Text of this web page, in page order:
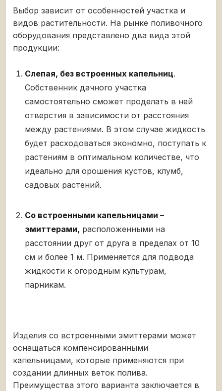
Выбор зависит от особенностей участка и
видов растительности. На рынке поливочного
оборудования представлено два вида этой
продукции:
Слепая, без встроенных капельниц.
Собственник дачного участка
самостоятельно сможет проделать в ней
отверстия в зависимости от расстояния
между растениями. В этом случае жидкость
будет расходоваться экономно, поступать к
растениям в оптимальном количестве, что
идеально для орошения кустов, клумб,
садовых растений.
Со встроенными капельницами –
эмиттерами, расположенными на
расстоянии друг от друга в пределах от 10
см и более 1 м. Применяется для подвода
жидкости к огородным культурам,
парникам.
Изделия со встроенными эмиттерами может
оснащаться компенсированными
капельницами, которые применяются при
создании длинных веток полива.
Преимущества этого варианта заключается в